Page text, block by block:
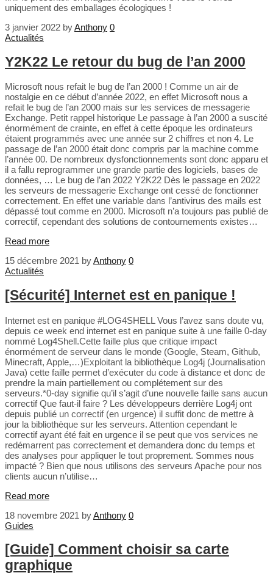
uniquement des emballages écologiques !
3 janvier 2022 byAnthony 0
Actualités
Y2K22 Le retour du bug de l’an 2000
Microsoft nous refait le bug de l’an 2000 ! Comme un air de
nostalgie en ce début d’année 2022, en effet Microsoft nous a
refait le bug de l’an 2000 mais sur les services de messagerie
Exchange. Petit rappel historique Le passage à l’an 2000 a suscité
énormément de crainte, en effet à cette époque les ordinateurs
étaient programmés avec une année sur 2 chiffres et non 4. Le
passage de l’an 2000 était donc compris par la machine comme
l’année 00. De nombreux dysfonctionnements sont donc apparu et
il a fallu reprogrammer une grande partie des logiciels, bases de
données, … Le bug de l’an 2022 Y2K22 Dès le passage en 2022
les serveurs de messagerie Exchange ont cessé de fonctionner
correctement. En effet une variable dans l’antivirus des mails est
dépassé tout comme en 2000. Microsoft n’a toujours pas publié de
correctif, cependant des solutions de contournements existes…
Read more
15 décembre 2021 byAnthony 0
Actualités
[Sécurité] Internet est en panique !
Internet est en panique #LOG4SHELL Vous l’avez sans doute vu,
depuis ce week end internet est en panique suite à une faille 0-day
nommé Log4Shell.Cette faille plus que critique impact
énormément de serveur dans le monde (Google, Steam, Github,
Minecraft, Apple,…)Exploitant la bibliothèque Log4j (Journalisation
Java) cette faille permet d’exécuter du code à distance et donc de
prendre la main partiellement ou complétement sur des
serveurs.*0-day signifie qu’il s’agit d’une nouvelle faille sans aucun
correctif Que faut-il faire ? Les développeurs derrière Log4j ont
depuis publié un correctif (en urgence) il suffit donc de mettre à
jour la bibliothèque sur les serveurs. Attention cependant le
correctif ayant été fait en urgence il se peut que vos services ne
redémarrent pas correctement et demandera donc du temps et
des analyses pour appliquer le tout proprement. Sommes nous
impacté ? Bien que nous utilisons des serveurs Apache pour nos
clients aucun n’utilise…
Read more
18 novembre 2021 byAnthony 0
Guides
[Guide] Comment choisir sa carte
graphique